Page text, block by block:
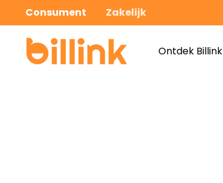
Consument Zakelijk
Ontdek Billink